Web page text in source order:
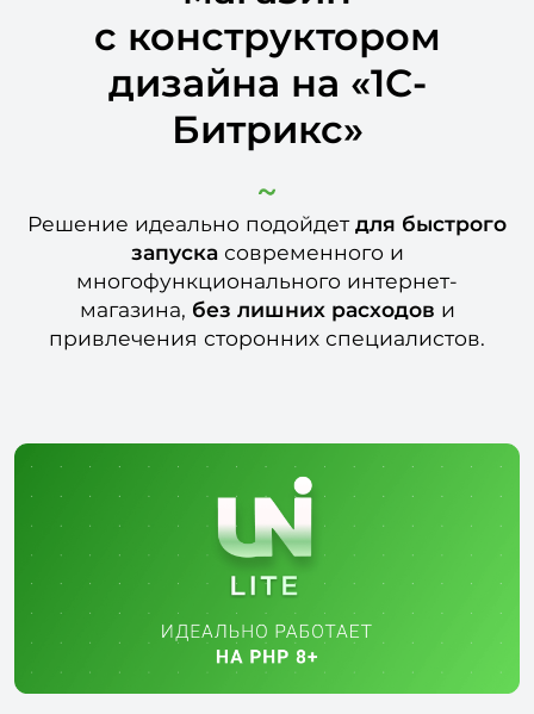
с конструктором
дизайна на «1С-
Битрикс»
Решение идеально подойдетдля быстрого
запускасовременного и
многофункционального интернет-
магазина, без лишних расходов и
привлечения сторонних специалистов.